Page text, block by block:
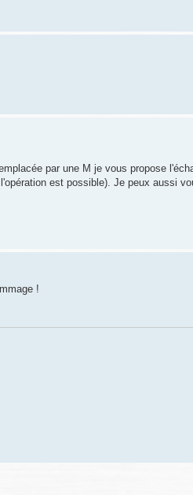
par une M je vous propose
est possible). Je peux aussi
!